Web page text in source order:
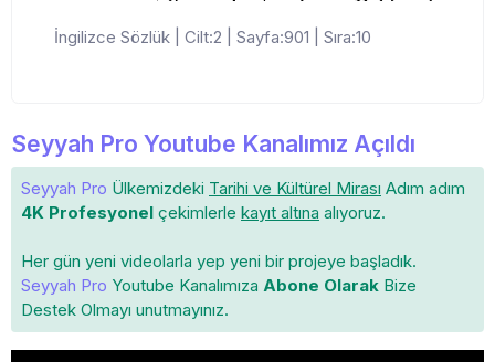
İngilizce Sözlük | Cilt:2 | Sayfa:901 | Sıra:10
Seyyah Pro Youtube Kanalımız Açıldı
Seyyah Pro Ülkemizdeki Tarihi ve Kültürel Mirası Adım adım
4K Profesyonel çekimlerle kayıt altına alıyoruz.
Her gün yeni videolarla yep yeni bir projeye başladık.
Seyyah Pro Youtube Kanalımıza Abone Olarak Bize
Destek Olmayı unutmayınız.